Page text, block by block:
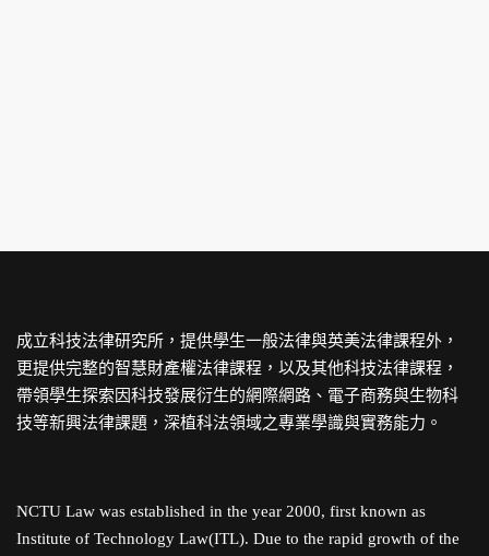
成立科技法律研究所，提供學生一般法律與英美法律課程外，
更提供完整的智慧財產權法律課程，以及其他科技法律課程，
帶領學生探索因科技發展衍生的網際網路、電子商務與生物科
技等新興法律課題，深植科法領域之專業學識與實務能力。
NCTU Law was established in the year 2000, first known as
Institute of Technology Law(ITL). Due to the rapid growth of the